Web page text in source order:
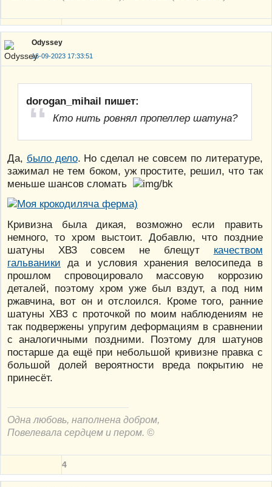
Odyssey
16-09-2023 17:33:51
dorogan_mihail пишет:
Кто нить ровнял пропеллер шатуна?
Да, было дело. Но сделал не совсем по литературе,
зажимал не тем боком, уж простите, решил, что так
меньше шансов сломать
Кривизна была дикая, возможно если править
немного, то хром выстоит. Добавлю, что поздние
шатуны ХВЗ совсем не блещут качеством
гальваники да и условия хранения велосипеда в
прошлом спровоцировало массовую коррозию
деталей, поэтому хром уже был вздут, а под ним
ржавчина, вот он и отслоился. Кроме того, ранние
шатуны ХВЗ с проточкой по моим наблюдениям не
так подвержены упругим деформациям в сравнении
с аналогичными поздними. Поэтому для шатунов
постарше да ещё при небольшой кривизне правка с
большой долей вероятности вреда покрытию не
принесёт.
Одна любовь, наполнена добром,
Повелевала сердцем и пером. ©
4